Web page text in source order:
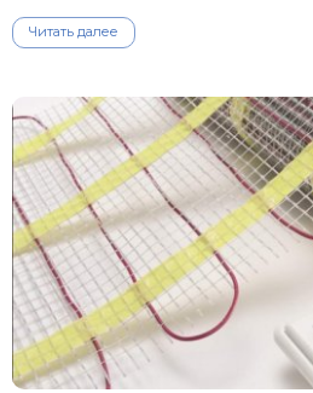
Читать далее